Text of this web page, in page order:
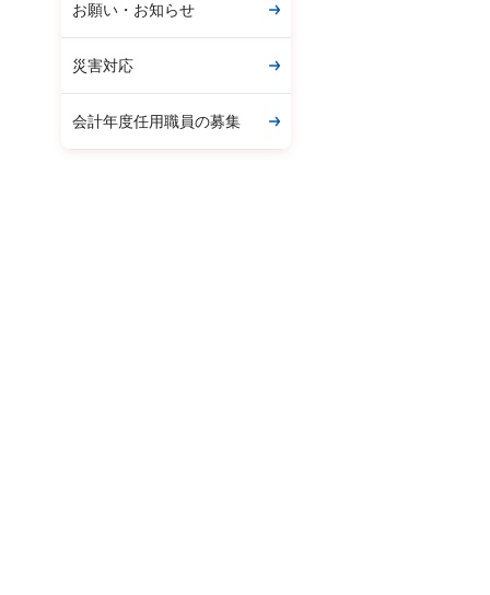
お願い・お知らせ
災害対応
会計年度任用職員の募集